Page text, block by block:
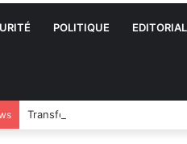
POLITIQUE EDITORIAL
Transformation numérique : le